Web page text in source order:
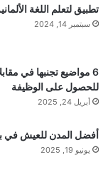
تطبيق لتعلم اللغة
سبتمبر 14, 2024
6 مواضيع تجنبها في
للحصول على الوظيفة
أبريل 24, 2025
أفضل المدن للعيش في
يونيو 19, 2025